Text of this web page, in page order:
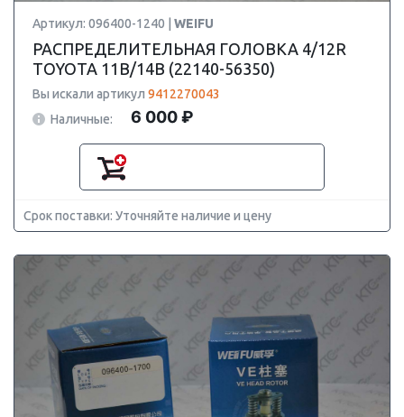
Артикул: 096400-1240 | WEIFU
РАСПРЕДЕЛИТЕЛЬНАЯ ГОЛОВКА 4/12R
TOYOTA 11B/14B (22140-56350)
Вы искали артикул 9412270043
Наличные:
6 000 ₽
Срок поставки: Уточняйте наличие и цену